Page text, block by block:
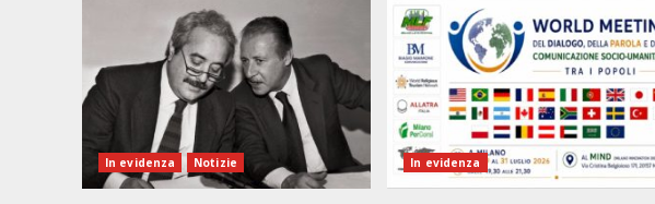
In evidenza Notizie In evidenza